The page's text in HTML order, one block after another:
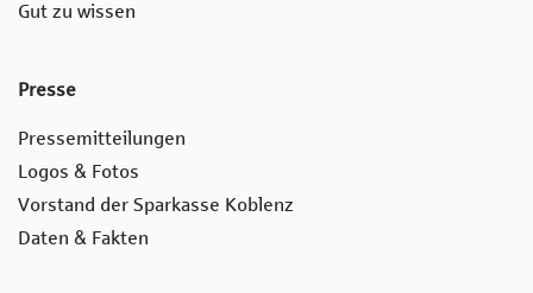
Gut zu wissen
Presse
Pressemitteilungen
Logos & Fotos
Vorstand der Sparkasse Koblenz
Daten & Fakten